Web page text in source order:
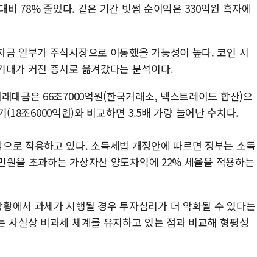
비 78% 줄었다. 같은 기간 빗썸 순이익은 330억원 흑자에
일부가 주식시장으로 이동했을 가능성이 높다. 코인 시
가 커진 증시로 옮겨갔다는 분석이다.
대금은 66조7000억원(한국거래소, 넥스트레이드 합산)으
조6000억원)와 비교하면 3.5배 가량 늘어난 수치다.
로 작용하고 있다. 소득세법 개정안에 따르면 정부는 소득
을 초과하는 가상자산 양도차익에 22% 세율을 적용하는
에서 과세가 시행될 경우 투자심리가 더 악화될 수 있다는
사실상 비과세 체계를 유지하고 있는 점과 비교해 형평성